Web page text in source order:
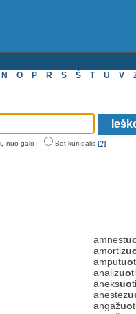
N O P R S Š T U V
nuo galo Bet kuri dalis [?]
amnest
amortiz
amputuo
analizuo
aneksuo
anestez
angažuo